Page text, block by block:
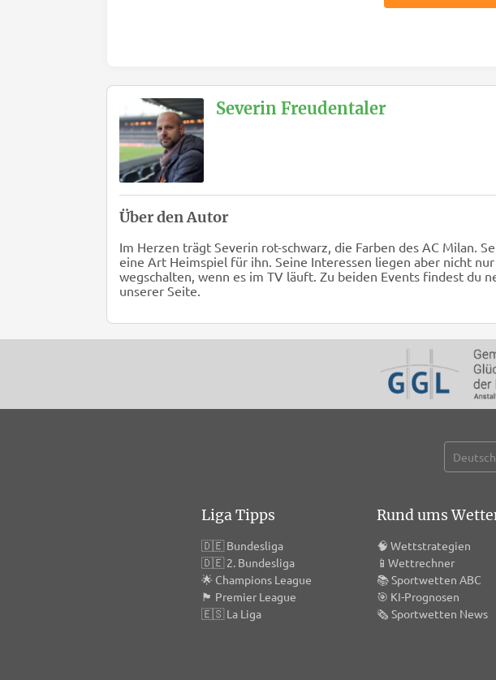
Severin Freudentaler
Über den Autor
Im Herzen trägt Severin rot-schwarz, die Farben des AC Milan.
eine Art Heimspiel für ihn. Seine Interessen liegen aber nicht
wegschalten, wenn es im TV läuft. Zu beiden Events findest du
unserer Seite.
Liga Tipps
🇩🇪Bundesliga
🇩🇪2. Bundesliga
🌟 Champions League
🏴󠁧󠁢󠁥󠁮󠁧󠁿 Premier League
🇪🇸La Liga
Rund ums
🧠 Wettstrategien
📱 Wettrechner
📚Sportwetten ABC
🎯 KI-Prognosen
🗞️ Sportwetten News